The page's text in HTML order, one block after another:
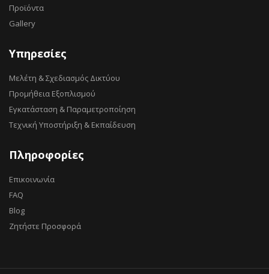
Προϊόντα
Gallery
Υπηρεσίες
Μελέτη & Σχεδιασμός Δικτύου
Προμήθεια Εξοπλισμού
Εγκατάσταση & Παραμετροποίηση
Τεχνική Υποστήριξη & Εκπαίδευση
Πληροφορίες
Επικοινωνία
FAQ
Blog
Ζητήστε Προσφορά